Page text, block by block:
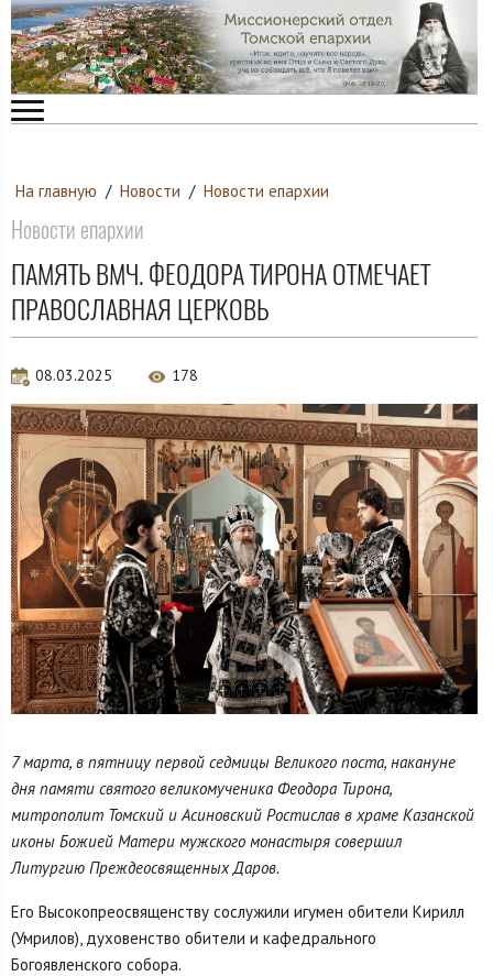
На главную / Новости / Новости епархии
Новости епархии
ПАМЯТЬ ВМЧ. ФЕОДОРА ТИРОНА ОТМЕЧАЕТ
ПРАВОСЛАВНАЯ ЦЕРКОВЬ
08.03.2025 178
7 марта, в пятницу первой седмицы Великого поста, накануне
дня памяти святого великомученика Феодора Тирона,
митрополит Томский и Асиновский Ростислав в храме Казанской
иконы Божией Матери мужского монастыря совершил
Литургию Преждеосвященных Даров.
Его Высокопреосвященству сослужили игумен обители Кирилл
(Умрилов), духовенство обители и кафедрального
Богоявленского собора.